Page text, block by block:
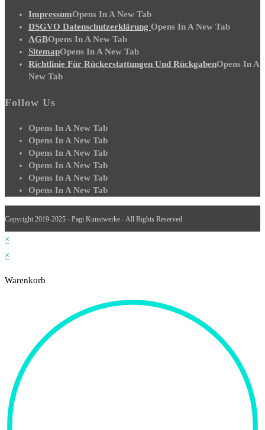
ImpressumOpens In A New Tab
DSGVO Datenschutzerklärung Opens In A New Tab
AGBOpens In A New Tab
SitemapOpens In A New Tab
Richtlinie Für Rückerstattungen Und RückgabenOpens In A
New Tab
Follow Us
Opens In A New Tab
Opens In A New Tab
Opens In A New Tab
Opens In A New Tab
Opens In A New Tab
Opens In A New Tab
Copyright 2019-2025 - Pagi Kunstwerke - All Rights Reserved
×
×
Warenkorb